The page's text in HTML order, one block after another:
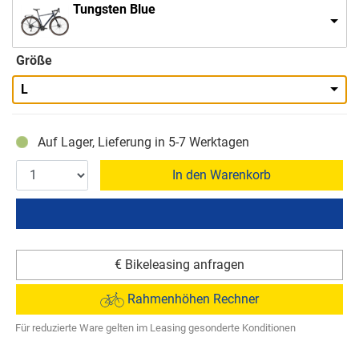
Tungsten Blue
Größe
L
Auf Lager, Lieferung in 5-7 Werktagen
In den Warenkorb
€ Bikeleasing anfragen
Rahmenhöhen Rechner
Für reduzierte Ware gelten im Leasing gesonderte Konditionen